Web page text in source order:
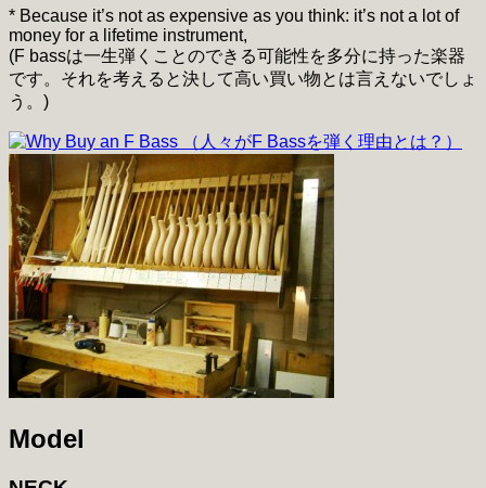
* Because it’s not as expensive as you think: it’s not a lot of
money for a lifetime instrument,
(F bassは一生弾くことのできる可能性を多分に持った楽器
です。それを考えると決して高い買い物とは言えないでしょ
う。)
Model